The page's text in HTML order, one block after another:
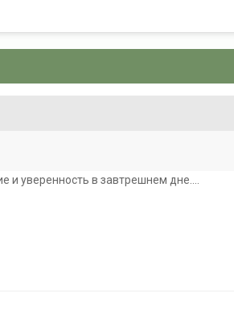
и уверенность в завтрешнем дне....